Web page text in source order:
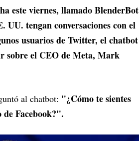
este viernes, llamado BlenderBot
UU. tengan conversaciones con el
usuarios de Twitter, el chatbot
sobre el CEO de Meta, Mark
al chatbot: "¿Cómo te sientes
Facebook?".